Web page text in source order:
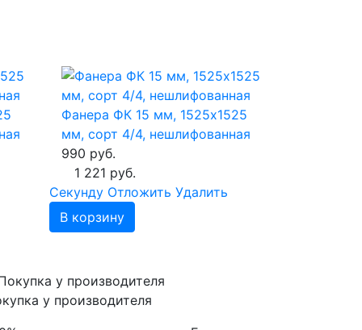
Фанера ФК 15 мм, 1525х1525
мм, сорт 4/4, нешлифованная
990 руб.
1 221 руб.
Cекунду Отложить Удалить
В корзину
у производителя